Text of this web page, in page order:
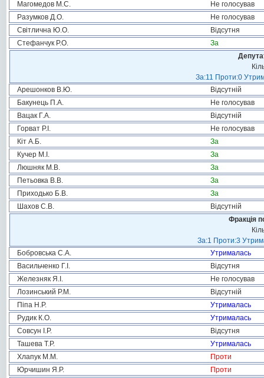
Магомедов М.С.
Не голосував
Разумков Д.О.
Не голосував
Світлична Ю.О.
Відсутня
Стефанчук Р.О.
За
За:11 Проти:0
Арешонков В.Ю.
Відсутній
Бакунець П.А.
Не голосував
Вацак Г.А.
Відсутній
Горват Р.І.
Не голосував
Кіт А.Б.
За
Кучер М.І.
За
Люшняк М.В.
За
Петьовка В.В.
За
Приходько Б.В.
За
Шахов С.В.
Відсутній
Фракція
За:1 Проти:3
Бобровська С.А.
Утрималась
Васильченко Г.І.
Відсутня
Железняк Я.І.
Не голосував
Лозинський Р.М.
Відсутній
Піпа Н.Р.
Утрималась
Рудик К.О.
Утрималась
Совсун І.Р.
Відсутня
Ташева Т.Р.
Утрималась
Хлапук М.М.
Проти
Юрчишин Я.Р.
Проти